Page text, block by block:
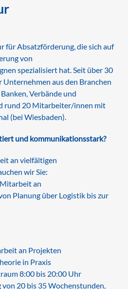
für Absatzförderung, die sich auf
von
spezialisiert hat. Seit über 30
aus den Branchen
Verbände und
rund 20 Mitarbeiter/innen mit
(bei Wiesbaden).
und kommunikationsstark?
an vielfältigen
wir Sie:
an
Planung über Logistik bis zur
an Projekten
in Praxis
8:00 bis 20:00 Uhr
20 bis 35 Wochenstunden,